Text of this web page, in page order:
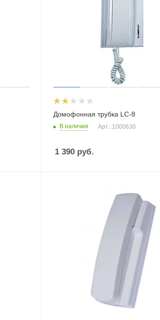
Домофонная трубка LC-8
В наличии Арт.: 1000630
1 390 руб.